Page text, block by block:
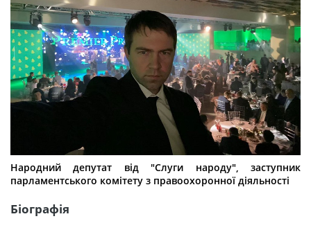
Народний депутат від "Слуги народу", заступник
парламентського комітету з правоохоронної діяльності
Біографія